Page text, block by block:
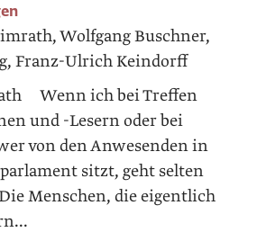
Wolfgang Buschner,
Franz-Ulrich Keindorff
Wenn ich bei Treffen
und -Lesern oder bei
von den Anwesenden in
sitzt, geht selten
Menschen, die eigentlich